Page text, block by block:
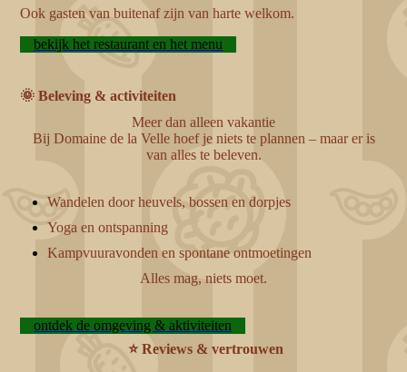
Ook gasten van buitenaf zijn van harte welkom.
bekijk het restaurant en het menu
🌞 Beleving & activiteiten
Meer dan alleen vakantie
Bij Domaine de la Velle hoef je niets te plannen – maar er is
van alles te beleven.
Wandelen door heuvels, bossen en dorpjes
Yoga en ontspanning
Kampvuuravonden en spontane ontmoetingen
Alles mag, niets moet.
ontdek de omgeving & aktiviteiten
⭐ Reviews & vertrouwen